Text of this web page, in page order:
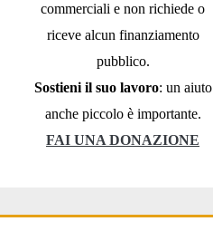
commerciali e non richiede o
riceve alcun finanziamento
pubblico.
Sostieni il suo lavoro: un aiuto
anche piccolo è importante.
FAI UNA DONAZIONE